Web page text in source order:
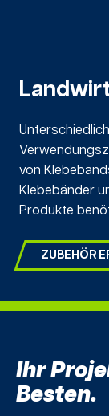
von
Klebebänder
Produkte
ZUBEHÖR
Ihr
Besten.